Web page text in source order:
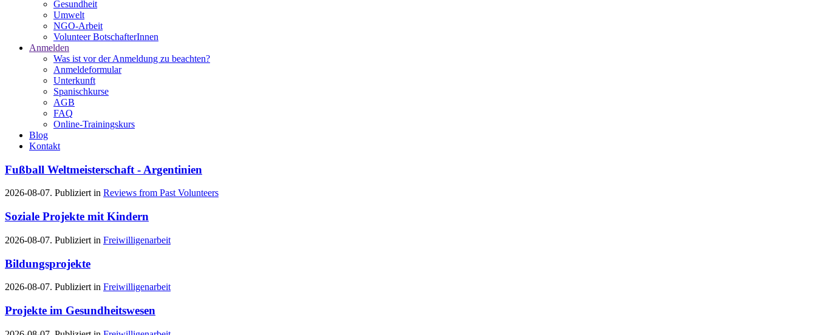
Gesundheit
Umwelt
NGO-Arbeit
Volunteer BotschafterInnen
Anmelden
Was ist vor der Anmeldung zu beachten?
Anmeldeformular
Unterkunft
Spanischkurse
AGB
FAQ
Online-Trainingskurs
Blog
Kontakt
Fußball Weltmeisterschaft - Argentinien
2026-08-07. Publiziert in Reviews from Past Volunteers
Soziale Projekte mit Kindern
2026-08-07. Publiziert in Freiwilligenarbeit
Bildungsprojekte
2026-08-07. Publiziert in Freiwilligenarbeit
Projekte im Gesundheitswesen